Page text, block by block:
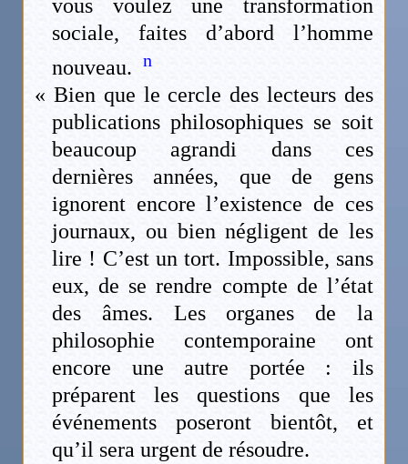
vous voulez une transformation
sociale, faites d’abord l’homme
nouveau. n
« Bien que le cercle des lecteurs des
publications philosophiques se soit
beaucoup agrandi dans ces
dernières années, que de gens
ignorent encore l’existence de ces
journaux, ou bien négligent de les
lire ! C’est un tort. Impossible, sans
eux, de se rendre compte de l’état
des âmes. Les organes de la
philosophie contemporaine ont
encore une autre portée : ils
préparent les questions que les
événements poseront bientôt, et
qu’il sera urgent de résoudre.